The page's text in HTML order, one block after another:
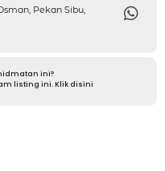
Pekan Sibu,
ini?
listing ini. Klik disini